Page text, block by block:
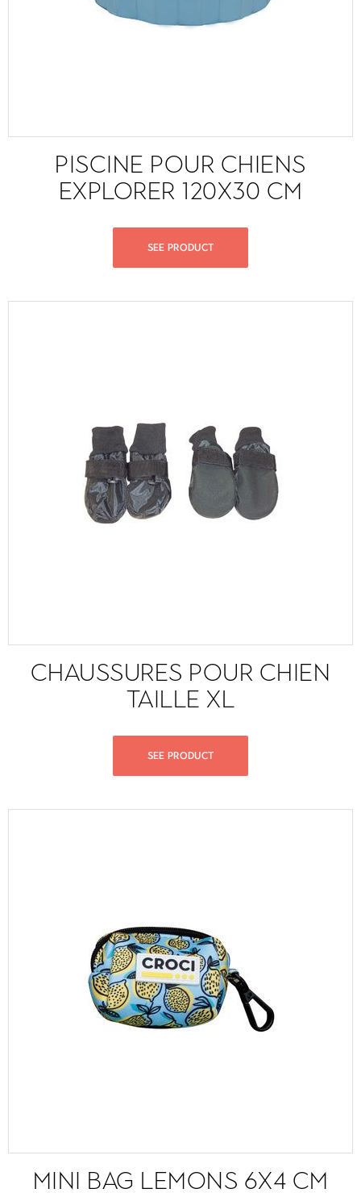
PISCINE POUR CHIENS
EXPLORER 120X30 CM
SEE PRODUCT
CHAUSSURES POUR CHIEN
TAILLE XL
SEE PRODUCT
MINI BAG LEMONS 6X4 CM